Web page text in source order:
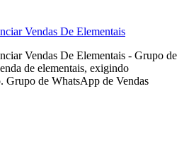
Vendas De Elementais
Vendas De Elementais - Grupo de
de elementais, exigindo
Grupo de WhatsApp de Vendas